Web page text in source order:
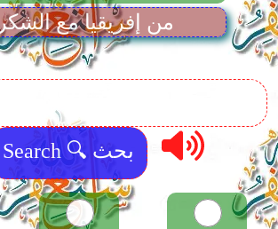
! من إفريقيا مع الشكر